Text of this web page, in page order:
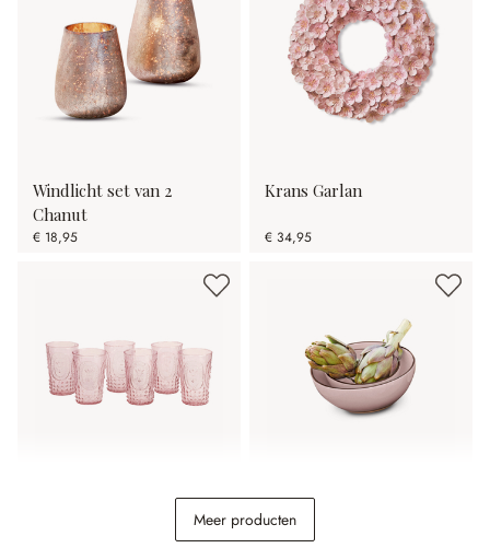
Windlicht set van 2
Chanut
€ 18,95
Krans Garlan
€ 34,95
Kom set van 2 Biarré
Meer producten